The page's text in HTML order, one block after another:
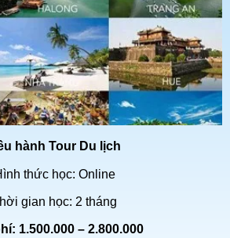
hành Tour Du lịch
thức học: Online
gian học: 2 tháng
1.500.000 – 2.800.000